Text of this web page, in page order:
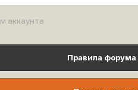
аккаунта
Правила форума